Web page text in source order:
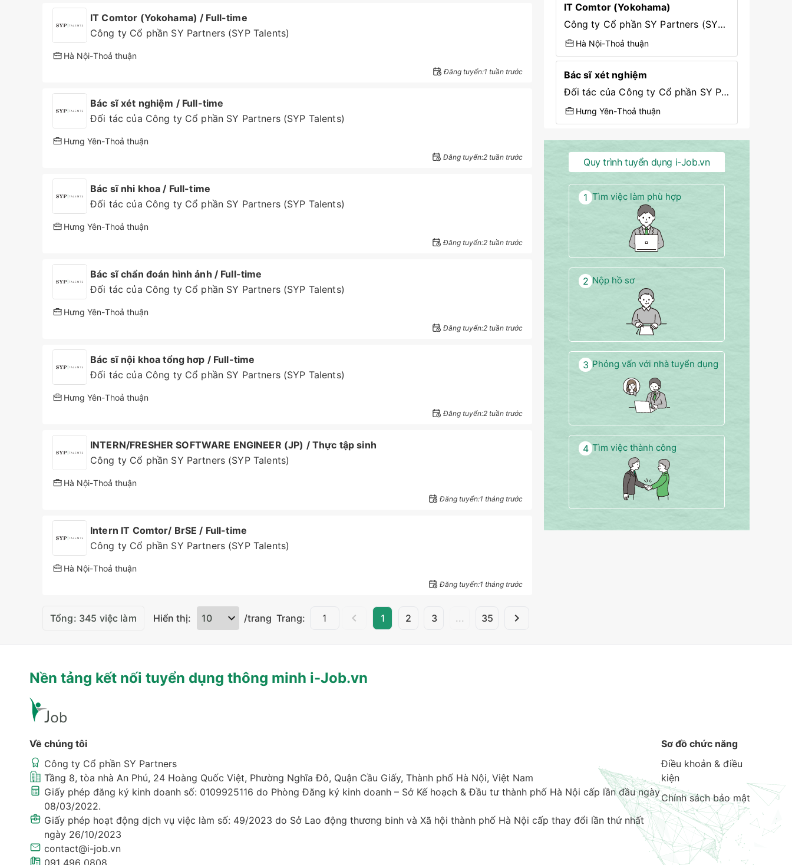
IT Comtor (Yokohama) / Full-time
Công ty Cổ phần SY Partners (SYP Talents)
Hà Nội-Thoả thuận
Đăng tuyển:1 tuần trước
Bác sĩ xét nghiệm / Full-time
Đối tác của Công ty Cổ phần SY Partners (SYP Talents)
Hưng Yên-Thoả thuận
Đăng tuyển:2 tuần trước
Bác sĩ nhi khoa / Full-time
Đối tác của Công ty Cổ phần SY Partners (SYP Talents)
Hưng Yên-Thoả thuận
Đăng tuyển:2 tuần trước
Bác sĩ chẩn đoán hình ảnh / Full-time
Đối tác của Công ty Cổ phần SY Partners (SYP Talents)
Hưng Yên-Thoả thuận
Đăng tuyển:2 tuần trước
Bác sĩ nội khoa tổng hơp / Full-time
Đối tác của Công ty Cổ phần SY Partners (SYP Talents)
Hưng Yên-Thoả thuận
Đăng tuyển:2 tuần trước
INTERN/FRESHER SOFTWARE ENGINEER (JP) / Thực tập sinh
Công ty Cổ phần SY Partners (SYP Talents)
Hà Nội-Thoả thuận
Đăng tuyển:1 tháng trước
Intern IT Comtor/ BrSE / Full-time
Công ty Cổ phần SY Partners (SYP Talents)
Hà Nội-Thoả thuận
Đăng tuyển:1 tháng trước
Tổng: 345 việc làm Hiển thị: /trang Trang: 1 2 3 ... 35
IT Comtor (Yokohama)
Công ty Cổ phần SY Partners (SYP Talents)
Hà Nội-Thoả thuận
Bác sĩ xét nghiệm
Đối tác của Công ty Cổ phần SY Partners (SYP Talents)
Hưng Yên-Thoả thuận
Quy trình tuyển dụng i-Job.vn
1 Tìm việc làm phù hợp
2 Nộp hồ sơ
3 Phỏng vấn với nhà tuyển dụng
4 Tìm việc thành công
Nền tảng kết nối tuyển dụng thông minh i-Job.vn
Về chúng tôi
Công ty Cổ phần SY Partners
Tầng 8, tòa nhà An Phú, 24 Hoàng Quốc Việt, Phường Nghĩa Đô, Quận Cầu Giấy, Thành phố Hà Nội, Việt Nam
Giấy phép đăng ký kinh doanh số: 0109925116 do Phòng Đăng ký kinh doanh – Sở Kế hoạch & Đầu tư thành phố Hà Nội cấp lần đầu ngày
08/03/2022.
Giấy phép hoạt động dịch vụ việc làm số: 49/2023 do Sở Lao động thương binh và Xã hội thành phố Hà Nội cấp thay đổi lần thứ nhất
ngày 26/10/2023
contact@i-job.vn
Sơ đồ chức năng
Điều khoản & điều
kiện
Chính sách bảo mật